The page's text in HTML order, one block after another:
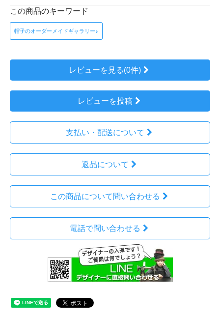
この商品のキーワード
帽子のオーダーメイドギャラリー♪
レビューを見る(0件)
レビューを投稿
支払い・配送について
返品について
この商品について問い合わせる
電話で問い合わせる